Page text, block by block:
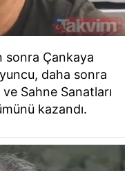
sonra Çankaya
daha sonra
Sahne Sanatları
kazandı.